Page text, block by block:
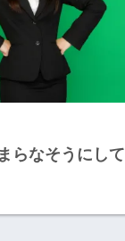
らなそうにし